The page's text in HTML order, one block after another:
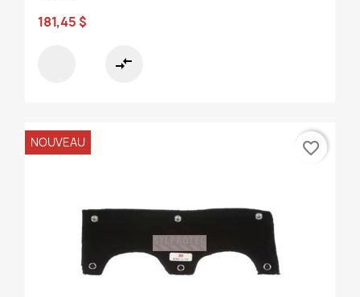
181,45 $
compare_arrows
NOUVEAU favorite_border